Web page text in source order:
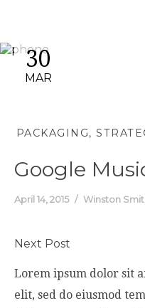
30
MAR
PACKAGING
Google
April 14, 2015 Winston
Next Post
Lorem ipsum dolor sit
elit, sed do eiusmod